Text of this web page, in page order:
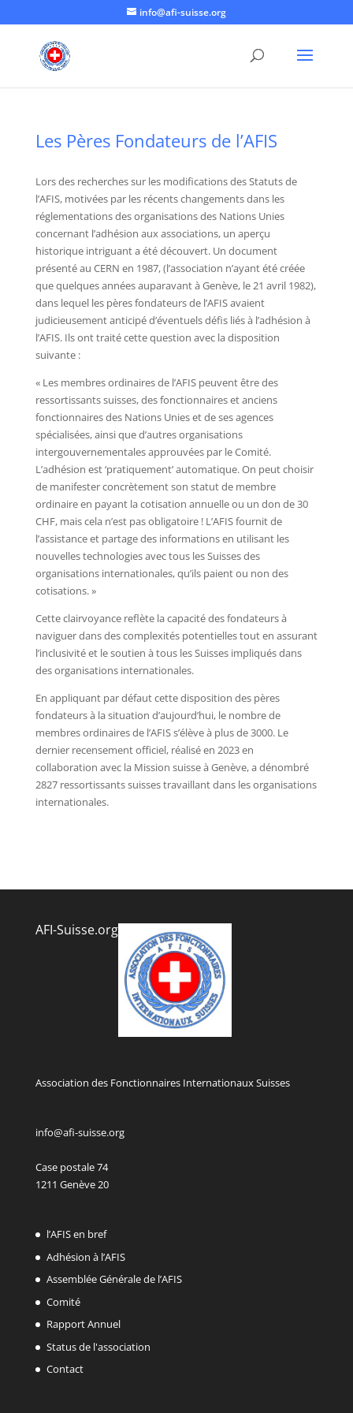
info@afi-suisse.org
Les Pères Fondateurs de l’AFIS
Lors des recherches sur les modifications des Statuts de
l’AFIS, motivées par les récents changements dans les
réglementations des organisations des Nations Unies
concernant l’adhésion aux associations, un aperçu
historique intriguant a été découvert. Un document
présenté au CERN en 1987, (l’association n’ayant été créée
que quelques années auparavant à Genève, le 21 avril 1982),
dans lequel les pères fondateurs de l’AFIS avaient
judicieusement anticipé d’éventuels défis liés à l’adhésion à
l’AFIS. Ils ont traité cette question avec la disposition
suivante :
« Les membres ordinaires de l’AFIS peuvent être des
ressortissants suisses, des fonctionnaires et anciens
fonctionnaires des Nations Unies et de ses agences
spécialisées, ainsi que d’autres organisations
intergouvernementales approuvées par le Comité.
L’adhésion est ‘pratiquement’ automatique. On peut choisir
de manifester concrètement son statut de membre
ordinaire en payant la cotisation annuelle ou un don de 30
CHF, mais cela n’est pas obligatoire ! L’AFIS fournit de
l’assistance et partage des informations en utilisant les
nouvelles technologies avec tous les Suisses des
organisations internationales, qu’ils paient ou non des
cotisations. »
Cette clairvoyance reflète la capacité des fondateurs à
naviguer dans des complexités potentielles tout en assurant
l’inclusivité et le soutien à tous les Suisses impliqués dans
des organisations internationales.
En appliquant par défaut cette disposition des pères
fondateurs à la situation d’aujourd’hui, le nombre de
membres ordinaires de l’AFIS s’élève à plus de 3000. Le
dernier recensement officiel, réalisé en 2023 en
collaboration avec la Mission suisse à Genève, a dénombré
2827 ressortissants suisses travaillant dans les organisations
internationales.
AFI-Suisse.org
Association des Fonctionnaires Internationaux Suisses
info@afi-suisse.org
Case postale 74
1211 Genève 20
l’AFIS en bref
Adhésion à l’AFIS
Assemblée Générale de l’AFIS
Comité
Rapport Annuel
Status de l'association
Contact